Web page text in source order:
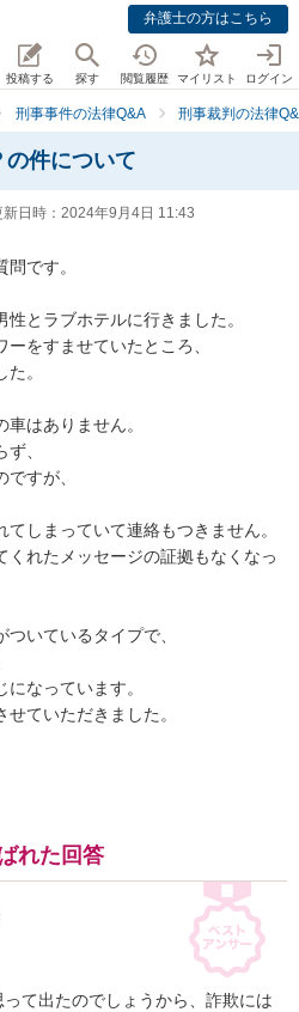
弁護士の方はこちら
投稿する 探す 閲覧履歴 マイリスト ログイン
刑事事件の法律Q&A 刑事裁判の法律
の件について
日時： 2024年9月4日 11:43
です。
とラブホテルに行きました。
をすませていたところ、
。
はありません。
、
すが、
しまっていて連絡もつきません。
くれたメッセージの証拠もなくなっ
いているタイプで、
なっています。
ていただきました。
れた回答
て出たのでしょうから、詐欺には